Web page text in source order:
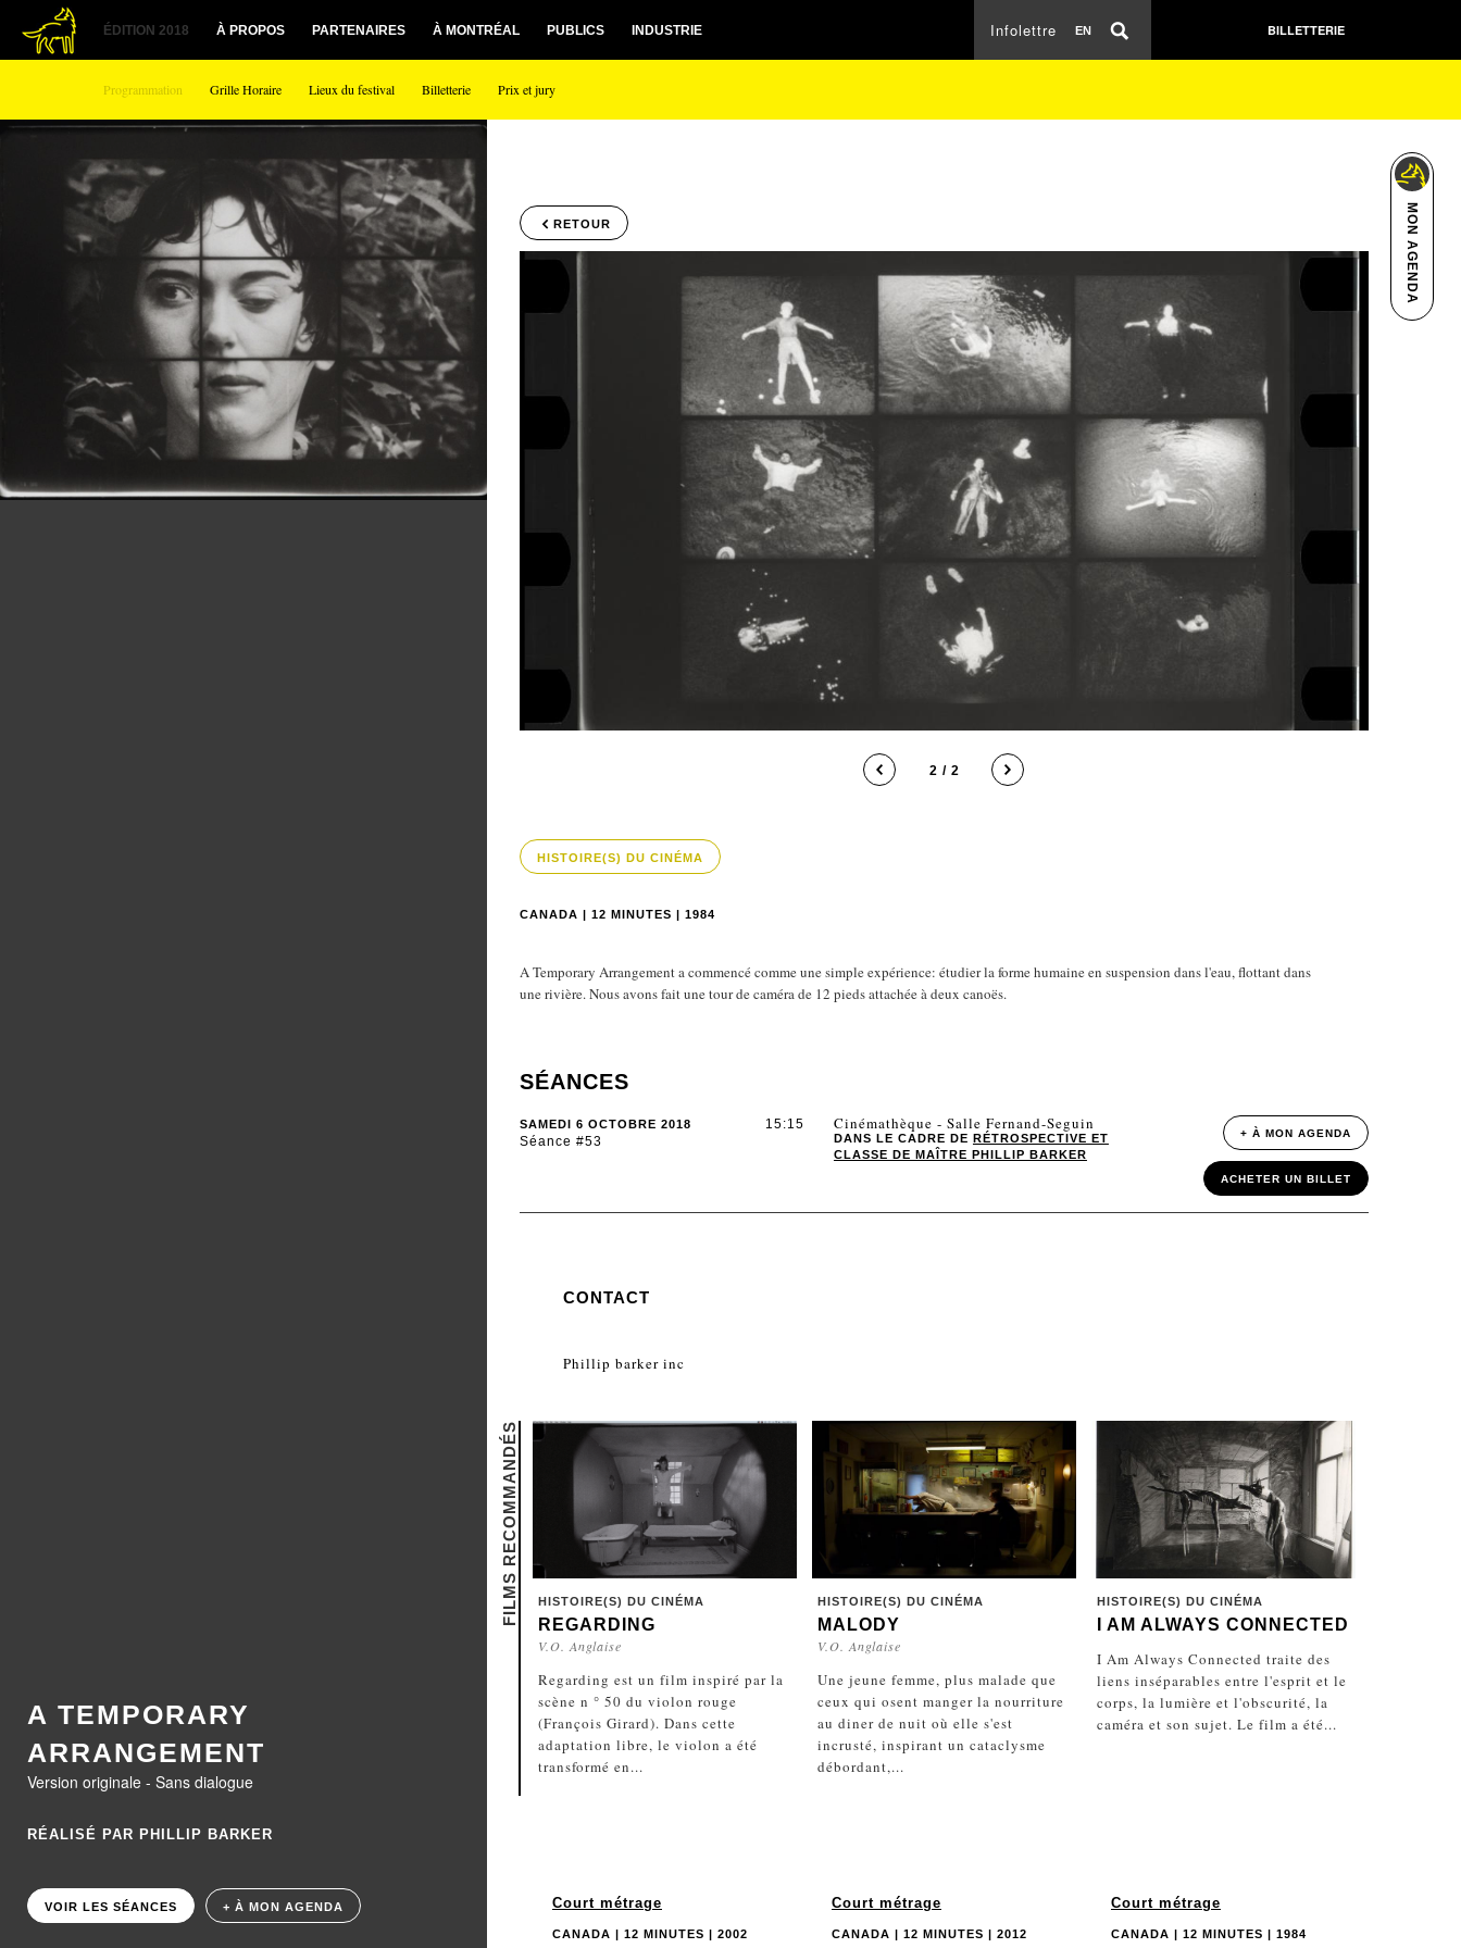
ÉDITION 2018
Programmation Grille Horaire Lieux du festival Billetterie Prix et jury
À PROPOS PARTENAIRES À MONTRÉAL PUBLICS INDUSTRIE EN
Infolettre BILLETTERIE
MON AGENDA
A TEMPORARY
ARRANGEMENT
Version originale - Sans dialogue
RÉALISÉ PAR PHILLIP BARKER
VOIR LES SÉANCES + À MON AGENDA
RETOUR
2 / 2
HISTOIRE(S) DU CINÉMA
CANADA | 12 MINUTES | 1984
A Temporary Arrangement a commencé comme une simple expérience: étudier la forme humaine en suspension dans l'eau, flottant dans
une rivière. Nous avons fait une tour de caméra de 12 pieds attachée à deux canoës.
SÉANCES
SAMEDI 6 OCTOBRE 2018
Séance #53
15:15 Cinémathèque - Salle Fernand-Seguin
DANS LE CADRE DE RÉTROSPECTIVE ET
CLASSE DE MAÎTRE PHILLIP BARKER
+ À MON AGENDA
ACHETER UN BILLET
CONTACT
Phillip barker inc
FILMS RECOMMANDÉS HISTOIRE(S) DU CINÉMA
REGARDING
V.O. Anglaise
Regarding est un film inspiré par la
scène n ° 50 du violon rouge
(François Girard). Dans cette
adaptation libre, le violon a été
transformé en...
Court métrage
CANADA | 12 MINUTES | 2002
HISTOIRE(S) DU CINÉMA
MALODY
V.O. Anglaise
Une jeune femme, plus malade que
ceux qui osent manger la nourriture
au diner de nuit où elle s'est
incrusté, inspirant un cataclysme
débordant,...
Court métrage
CANADA | 12 MINUTES | 2012
HISTOIRE(S) DU CINÉMA
I AM ALWAYS CONNECTED
I Am Always Connected traite des
liens inséparables entre l'esprit et le
corps, la lumière et l'obscurité, la
caméra et son sujet. Le film a été...
Court métrage
CANADA | 12 MINUTES | 1984